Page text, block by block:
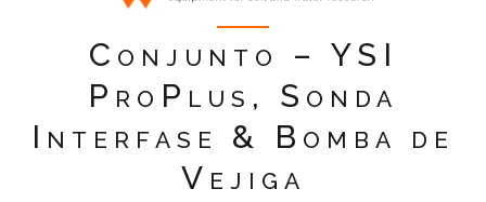
Conjunto – YSI
ProPlus, Sonda
Interfase & Bomba de
Vejiga